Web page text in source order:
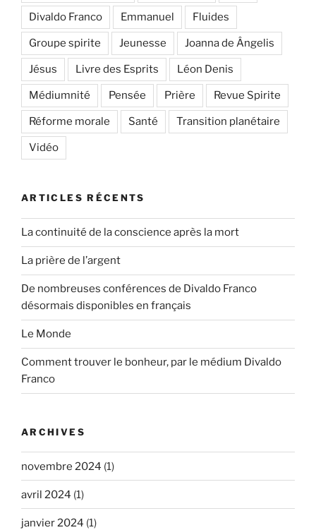
Divaldo Franco Emmanuel Fluides
Groupe spirite Jeunesse Joanna de Ângelis
Jésus Livre des Esprits Léon Denis
Médiumnité Pensée Prière Revue Spirite
Réforme morale Santé Transition planétaire
Vidéo
ARTICLES RÉCENTS
La continuité de la conscience après la mort
La prière de l’argent
De nombreuses conférences de Divaldo Franco
désormais disponibles en français
Le Monde
Comment trouver le bonheur, par le médium Divaldo
Franco
ARCHIVES
novembre 2024 (1)
avril 2024 (1)
janvier 2024 (1)